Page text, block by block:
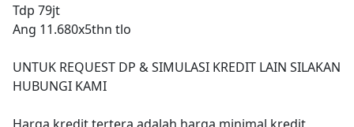
Tdp 79jt
Ang 11.680x5thn tlo
UNTUK REQUEST DP & SIMULASI KREDIT LAIN SILAKAN
HUBUNGI KAMI